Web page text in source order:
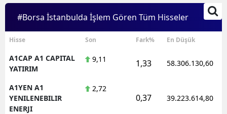
#Borsa İstanbulda İşlem Gören Tüm Hisseler
Hisse Son Fark% En Düşük
A1CAP A1 CAPITAL
YATIRIM
9,11 1,33 58.306.130,60
A1YEN A1
YENILENEBILIR
ENERJI
2,72
0,37 39.223.614,80